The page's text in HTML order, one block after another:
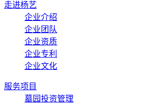
走进杨艺
企业介绍
企业团队
企业资质
企业专利
企业文化
服务项目
墓园投资管理